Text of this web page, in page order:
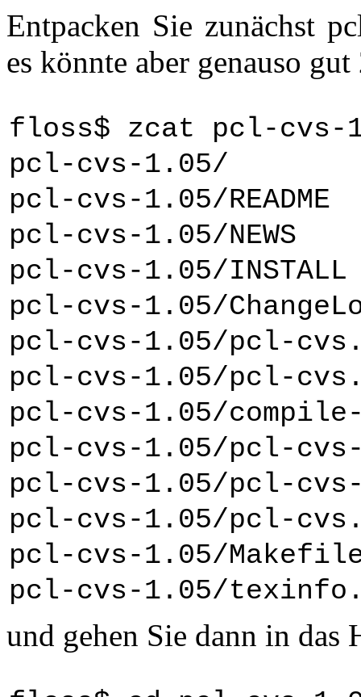
Entpacken Sie zunächst
es könnte aber genauso
floss$ zcat pcl-
pcl-cvs-1.05/
pcl-cvs-1.05/README
pcl-cvs-1.05/NEWS
pcl-cvs-1.05/INSTALL
pcl-cvs-1.05/
pcl-cvs-1.05/pcl-
pcl-cvs-1.05/pcl-
pcl-cvs-1.05/
pcl-cvs-1.05/pcl-
pcl-cvs-1.05/pcl-
pcl-cvs-1.05/pcl-
pcl-cvs-1.05/
pcl-cvs-1.05/
und gehen Sie dann in das